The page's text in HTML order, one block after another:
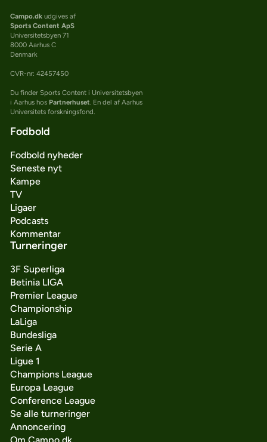
Campo.dkudgives af
Sports Content ApS
Universitetsbyen 71
8000 Aarhus C
Denmark
CVR-nr: 42457450
Du finder Sports Content i Universitetsbyen
i Aarhus hos Partnerhuset. En del af Aarhus
Universitets forskningsfond.
Fodbold
Fodbold nyheder
Seneste nyt
Kampe
TV
Ligaer
Podcasts
Kommentar
Turneringer
3F Superliga
Betinia LIGA
Premier League
Championship
LaLiga
Bundesliga
Serie A
Ligue 1
Champions League
Europa League
Conference League
Se alle turneringer
Annoncering